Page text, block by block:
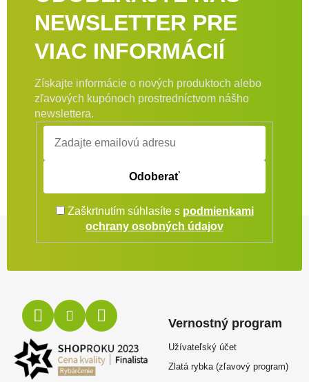
NEWSLETTER PRE
VIAC INFORMÁCIÍ
Získajte informácie o nových produktoch alebo
zľavových kupónoch prostredníctvom nášho
newslettera.
Odoberať
Zaškrtnutím súhlasíte s podmienkami
ochrany osobných údajov
Vernostný program
Užívateľský účet
Zlatá rybka (zľavový program)